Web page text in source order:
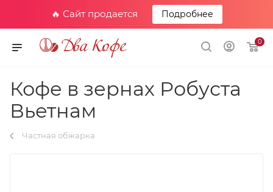
🔥 Сайт продается Подробнее
0
Кофе в зернах Робуста
Вьетнам
Частная обжарка